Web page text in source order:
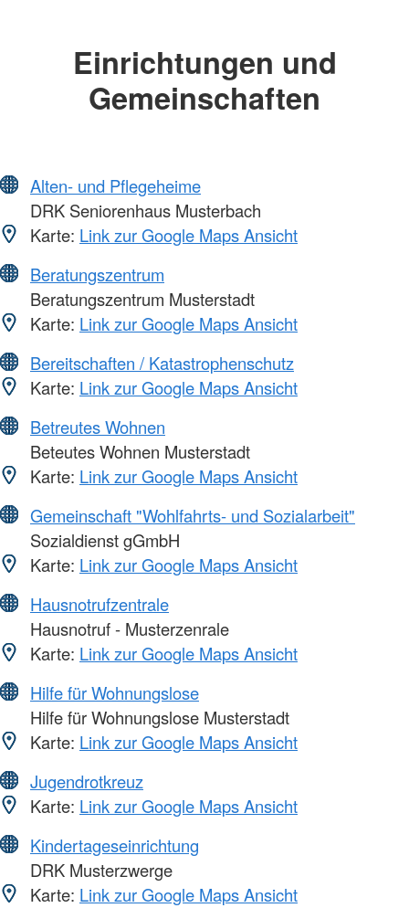
Einrichtungen und
Gemeinschaften
Alten- und Pflegeheime
DRK Seniorenhaus Musterbach
Karte: Link zur Google Maps Ansicht
Beratungszentrum
Beratungszentrum Musterstadt
Karte: Link zur Google Maps Ansicht
Bereitschaften / Katastrophenschutz
Karte: Link zur Google Maps Ansicht
Betreutes Wohnen
Beteutes Wohnen Musterstadt
Karte: Link zur Google Maps Ansicht
Gemeinschaft "Wohlfahrts- und Sozialarbeit"
Sozialdienst gGmbH
Karte: Link zur Google Maps Ansicht
Hausnotrufzentrale
Hausnotruf - Musterzenrale
Karte: Link zur Google Maps Ansicht
Hilfe für Wohnungslose
Hilfe für Wohnungslose Musterstadt
Karte: Link zur Google Maps Ansicht
Jugendrotkreuz
Karte: Link zur Google Maps Ansicht
Kindertageseinrichtung
DRK Musterzwerge
Karte: Link zur Google Maps Ansicht